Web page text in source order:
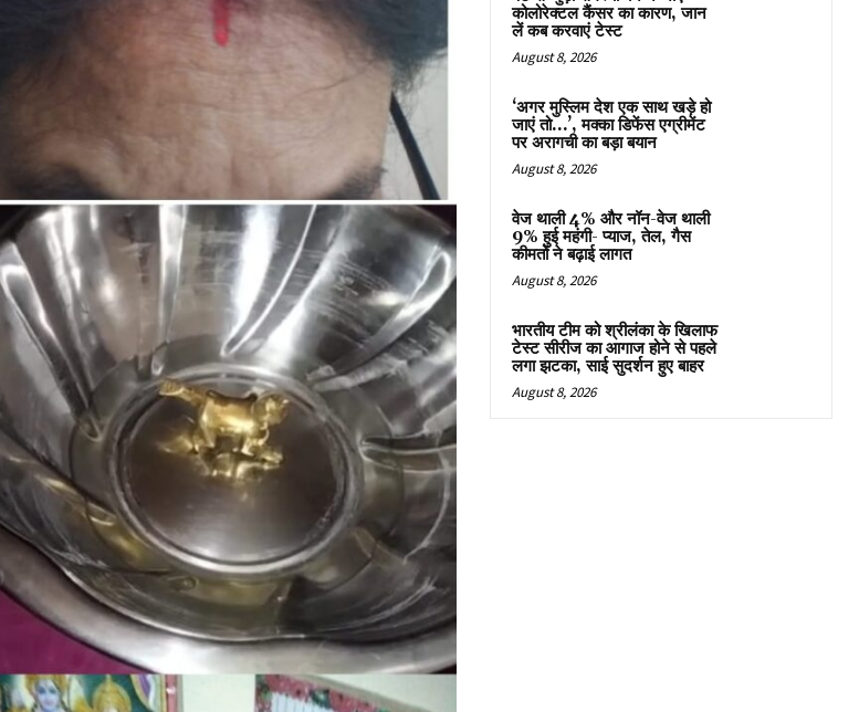
कोलोरेक्टल कैंसर का कारण, जान
लें कब करवाएं टेस्ट
August 8, 2026
‘अगर मुस्लिम देश एक साथ खड़े हो
जाएं तो…’, मक्का डिफेंस एग्रीमेंट
पर अरागची का बड़ा बयान
August 8, 2026
वेज थाली 4% और नॉन-वेज थाली
9% हुई महंगी- प्याज, तेल, गैस
कीमतों ने बढ़ाई लागत
August 8, 2026
भारतीय टीम को श्रीलंका के खिलाफ
टेस्ट सीरीज का आगाज होने से पहले
लगा झटका, साई सुदर्शन हुए बाहर
August 8, 2026